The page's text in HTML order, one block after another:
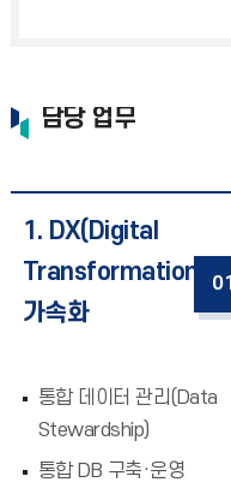
담당 업무
01
1. DX(Digital
Transformation)
가속화
통합 데이터 관리(Data
Stewardship)
통합 DB 구축·운영